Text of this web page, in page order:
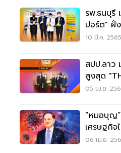
รพ.ธนบุรี
ปอร์ต" ฝั่
10 มี.ค.
สปป.ลาว
สูงสุด
05 เม.ย.
“หมอบุญ
เศรษฐกิจ
06 เม.ย.